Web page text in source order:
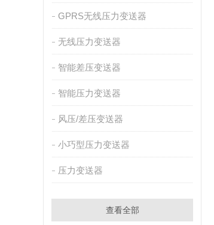
GPRS无线压力变送器
无线压力变送器
智能差压变送器
智能压力变送器
风压/差压变送器
小巧型压力变送器
压力变送器
查看全部